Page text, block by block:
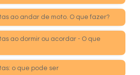
ao andar de moto. O que fazer?
ao dormir ou acordar - O que
o que pode ser